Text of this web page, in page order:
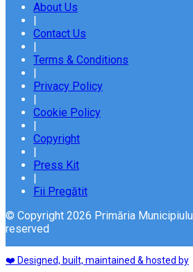
About Us
|
Contact Us
|
Terms & Conditions
|
Privacy Policy
|
Cookie Policy
|
Copyright
|
Press Kit
|
Fii Pregătit
© Copyright 2026 Primăria
reserved
❤️ Designed, built, maintained & hosted by